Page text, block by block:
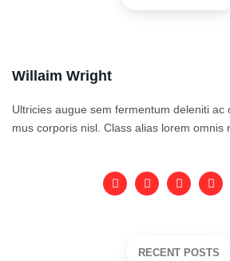
Willaim Wright
Ultricies augue sem fermentum deleniti ac
mus corporis nisl. Class alias lorem omnis
RECENT POSTS